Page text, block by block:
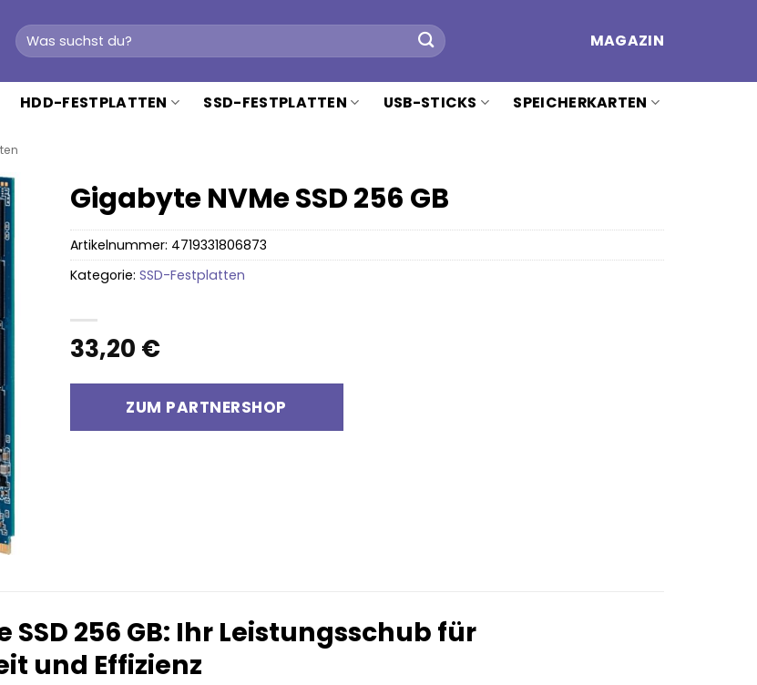
Suchen
nach:
MAGAZIN
HDD-FESTPLATTEN SSD-FESTPLATTEN USB-STICKS SPEICHERKARTEN
Gigabyte NVMe SSD 256 GB
33,20 €
ZUM PARTNERSHOP
Artikelnummer: 4719331806873
Kategorie: SSD-Festplatten
SSD 256 GB: Ihr Leistungsschub für
und Effizienz